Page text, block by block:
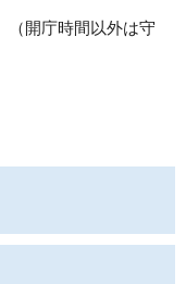
（開庁時間以外は守